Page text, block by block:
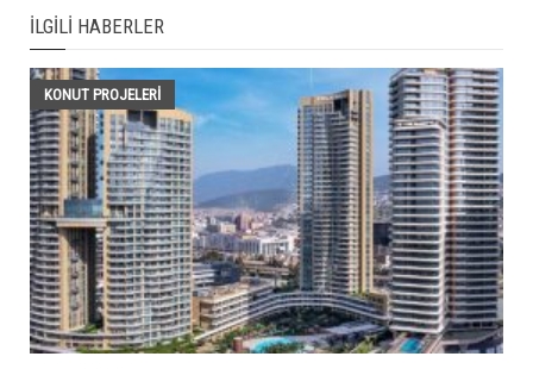
İLGILI HABERLER
KONUT PROJELERI